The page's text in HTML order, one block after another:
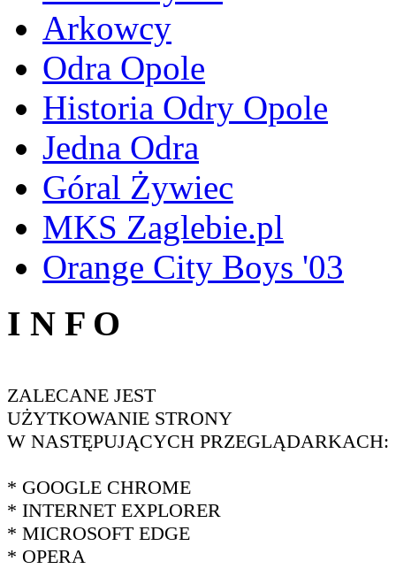
Arkowcy
Odra Opole
Historia Odry Opole
Jedna Odra
Góral Żywiec
MKS Zaglebie.pl
Orange City Boys '03
I N F O
ZALECANE JEST
UŻYTKOWANIE STRONY
W NASTĘPUJĄCYCH PRZEGLĄDARKACH:
* GOOGLE CHROME
* INTERNET EXPLORER
* MICROSOFT EDGE
* OPERA